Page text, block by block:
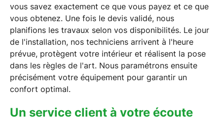
vous savez exactement ce que vous payez et ce que
vous obtenez. Une fois le devis validé, nous
planifions les travaux selon vos disponibilités. Le jour
de l'installation, nos techniciens arrivent à l'heure
prévue, protègent votre intérieur et réalisent la pose
dans les règles de l'art. Nous paramétrons ensuite
précisément votre équipement pour garantir un
confort optimal.
Un service client à votre écoute